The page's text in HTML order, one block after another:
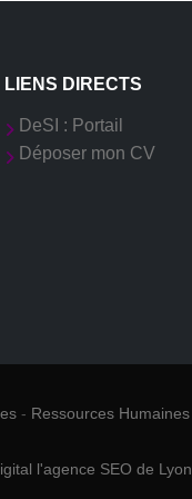
LIENS DIRECTS
DeSI : Portail
Déposer mon CV
- Ressources Humaines
l'agence SEO de Lyon